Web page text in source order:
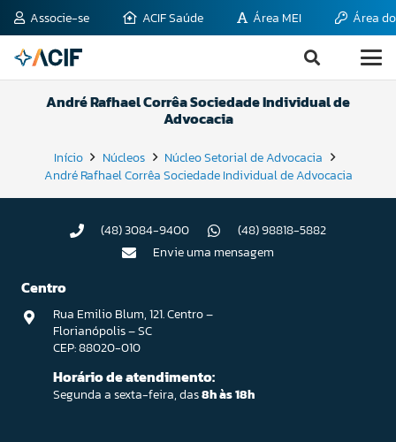
Associe-se ACIF Saúde Área MEI Área
André Rafhael Corrêa Sociedade Individual de
Advocacia
Início Núcleos
Núcleo Setorial de Advocacia
André Rafhael Corrêa Sociedade Individual de Advocacia
(48) 3084-9400
(48) 98818-5882
Envie uma mensagem
Centro
Rua Emilio Blum, 121. Centro –
Florianópolis – SC
CEP: 88020-010
Horário de atendimento:
Segunda a sexta-feira, das8h às 18h